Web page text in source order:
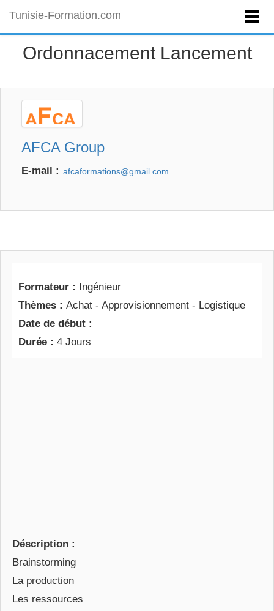
Tunisie-Formation.com
Ordonnacement Lancement
AFCA Group
E-mail :
Formateur :
Ingénieur
Thèmes : Achat - Approvisionnement - Logistique
Date de début :
Durée : 4 Jours
Déscription :
Brainstorming
La production
Les ressources